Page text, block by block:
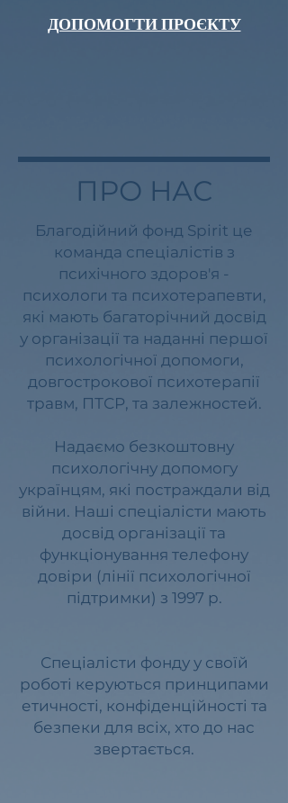
ДОПОМОГТИ ПРОЄКТУ
ПРО НАС
Благодійний фонд Spirit це
команда спеціалістів з
психічного здоров'я -
психологи та психотерапевти,
які мають багаторічний досвід
у організації та наданні першої
психологічної допомоги,
довгострокової психотерапії
травм, ПТСР, та залежностей.
Надаємо безкоштовну
психологічну допомогу
українцям, які постраждали від
війни. Наші спеціалісти мають
досвід організації та
функціонування телефону
довіри (лінії психологічної
підтримки) з 1997 р.
Спеціалісти фонду у своїй
роботі керуються принципами
етичності, конфіденційності та
безпеки для всіх, хто до нас
звертається.